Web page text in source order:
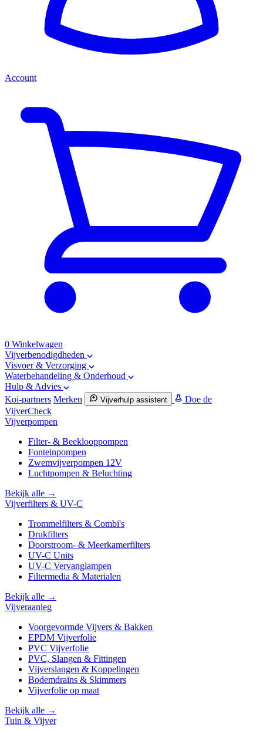
Account
0 Winkelwagen
Vijverbenodigdheden
Visvoer & Verzorging
Waterbehandeling & Onderhoud
Hulp & Advies
Koi-partners Merken Vijverhulp assistent
Doe de
VijverCheck
Vijverpompen
Filter- & Beeklooppompen
Fonteinpompen
Zwemvijverpompen 12V
Luchtpompen & Beluchting
Bekijk alle →
Vijverfilters & UV-C
Trommelfilters & Combi's
Drukfilters
Doorstroom- & Meerkamerfilters
UV-C Units
UV-C Vervanglampen
Filtermedia & Materialen
Bekijk alle →
Vijveraanleg
Voorgevormde Vijvers & Bakken
EPDM Vijverfolie
PVC Vijverfolie
PVC, Slangen & Fittingen
Vijverslangen & Koppelingen
Bodemdrains & Skimmers
Vijverfolie op maat
Bekijk alle →
Tuin & Vijver